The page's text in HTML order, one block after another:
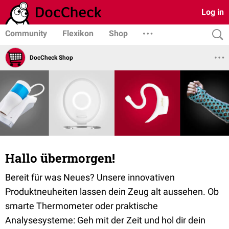
Log in
Community Flexikon Shop
DocCheck Shop
Hallo übermorgen!
Bereit für was Neues? Unsere innovativen
Produktneuheiten lassen dein Zeug alt aussehen. Ob
smarte Thermometer oder praktische
Analysesysteme: Geh mit der Zeit und hol dir dein